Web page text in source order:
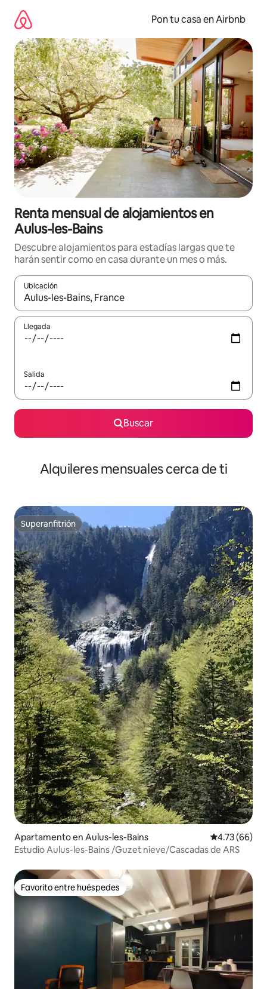
contenido
Pon tu casa en Airbnb
Renta mensual de alojamientos en
Aulus-les-Bains
Descubre alojamientos para estadías largas que te
harán sentir como en casa durante un mes o más.
Ubicación
Cuando los resultados estén disponibles, navega con las
Llegada
Salida
Buscar
Alquileres mensuales cerca de ti
Superanfitrión
Superanfitrión
Apartamento en Aulus-les-Bains Calificación
4.73 (66)
Estudio Aulus-les-Bains /Guzet nieve/Cascadas de ARS
Favorito entre huéspedes
Favorito entre huéspedes